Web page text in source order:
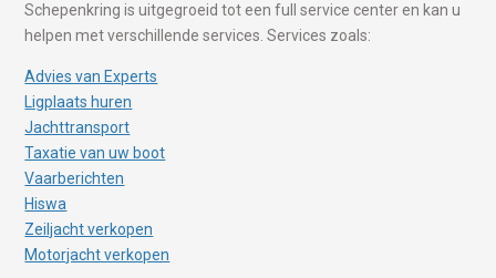
Schepenkring is uitgegroeid tot een full service center en kan u
helpen met verschillende services. Services zoals:
Advies van Experts
Ligplaats huren
Jachttransport
Taxatie van uw boot
Vaarberichten
Hiswa
Zeiljacht verkopen
Motorjacht verkopen